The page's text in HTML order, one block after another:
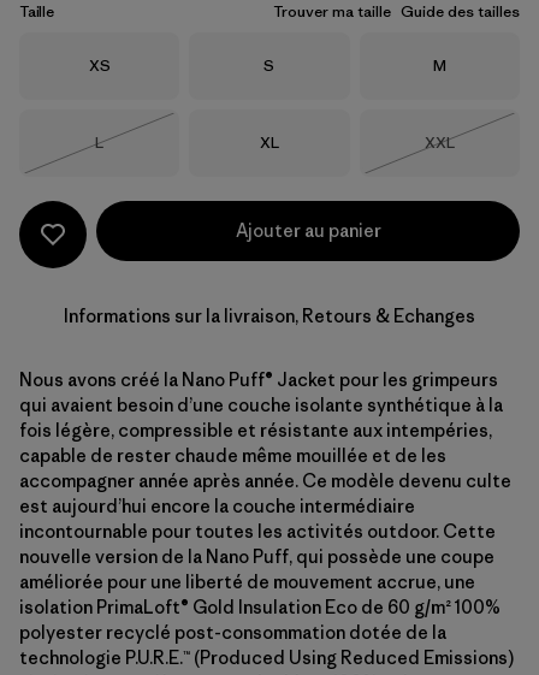
Taille Trouver ma taille Guide des tailles
Taille
XS Taille
S Taille
M
Taille
L
Taille
XL Taille
XXL
Ajouter au panier
Informations sur la livraison, Retours & Echanges
Nous avons créé la Nano Puff® Jacket pour les grimpeurs
qui avaient besoin d’une couche isolante synthétique à la
fois légère, compressible et résistante aux intempéries,
capable de rester chaude même mouillée et de les
accompagner année après année. Ce modèle devenu culte
est aujourd’hui encore la couche intermédiaire
incontournable pour toutes les activités outdoor. Cette
nouvelle version de la Nano Puff, qui possède une coupe
améliorée pour une liberté de mouvement accrue, une
isolation PrimaLoft® Gold Insulation Eco de 60 g/m² 100%
polyester recyclé post-consommation dotée de la
technologie P.U.R.E.™ (Produced Using Reduced Emissions)